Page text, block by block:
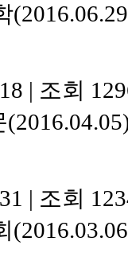
| 조회
| 조회